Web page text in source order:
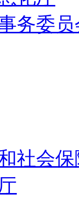
务委员
社会